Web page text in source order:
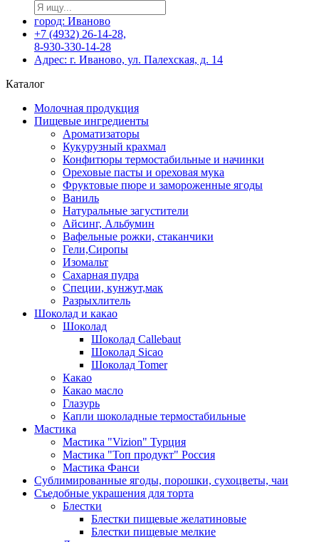
город: Иваново
+7 (4932) 26-14-28,
8-930-330-14-28
Адрес: г. Иваново, ул. Палехская, д. 14
Каталог
Молочная продукция
Пищевые ингредиенты
Ароматизаторы
Кукурузный крахмал
Конфитюры термостабильные и начинки
Ореховые пасты и ореховая мука
Фруктовые пюре и замороженные ягоды
Ваниль
Натуральные загустители
Айсинг, Альбумин
Вафельные рожки, стаканчики
Гели,Сиропы
Изомальт
Сахарная пудра
Специи, кунжут,мак
Разрыхлитель
Шоколад и какао
Шоколад
Шоколад Callebaut
Шоколад Sicao
Шоколад Tomer
Какао
Какао масло
Глазурь
Капли шоколадные термостабильные
Мастика
Мастика "Vizion" Турция
Мастика "Топ продукт" Россия
Мастика Фанси
Сублимированные ягоды, порошки, сухоцветы, чаи
Съедобные украшения для торта
Блестки
Блестки пищевые желатиновые
Блестки пищевые мелкие